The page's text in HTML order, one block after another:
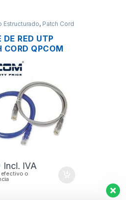
Estructurado, Patch Cord
DE RED UTP
CORD QPCOM
PIE
Incl. IVA
efectivo o